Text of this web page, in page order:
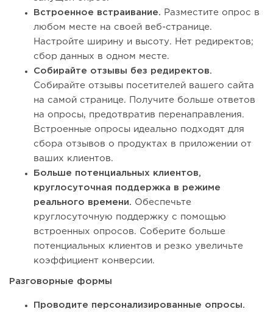
Встроенное встраивание.
Разместите опрос в
любом месте на своей веб-странице.
Настройте ширину и высоту. Нет редиректов;
сбор данных в одном месте.
Собирайте отзывы без редиректов.
Собирайте отзывы посетителей вашего сайта
на самой странице. Получите больше ответов
на опросы, предотвратив перенаправления.
Встроенные опросы идеально подходят для
сбора отзывов о продуктах в приложении от
ваших клиентов.
Больше потенциальных клиентов,
круглосуточная поддержка в режиме
реального времени. Обеспечьте
круглосуточную поддержку с помощью
встроенных опросов. Соберите больше
потенциальных клиентов и резко увеличьте
коэффициент конверсии.
Разговорные формы
Проводите персонализированные опросы.